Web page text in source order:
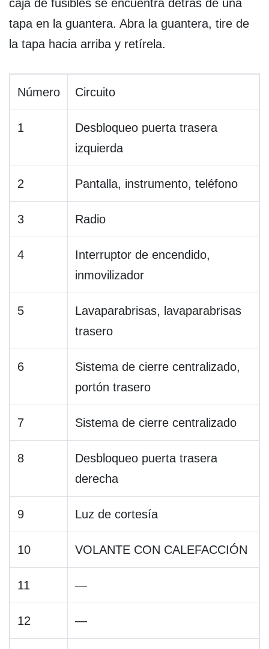
caja de fusibles se encuentra detrás de una
tapa en la guantera. Abra la guantera, tire de
la tapa hacia arriba y retírela.
Número Circuito
1
Desbloqueo puerta trasera
izquierda
2 Pantalla, instrumento, teléfono
3 Radio
4
Interruptor de encendido,
inmovilizador
5
Lavaparabrisas, lavaparabrisas
trasero
6
Sistema de cierre centralizado,
portón trasero
7 Sistema de cierre centralizado
8
Desbloqueo puerta trasera
derecha
9 Luz de cortesía
10 VOLANTE CON CALEFACCIÓN
11 —
12 —